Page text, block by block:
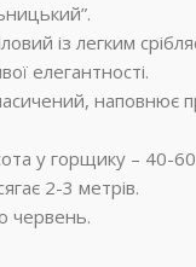
із легким
елегантності.
наповнює
у горщику – 40-60
2-3 метрів.
червень.